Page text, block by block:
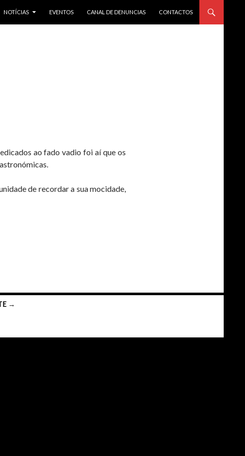
NOTÍCIAS EVENTOS CANAL DE DENUNCIAS CONTACTOS
ao fado vadio foi aí que os
de recordar a sua mocidade,
→